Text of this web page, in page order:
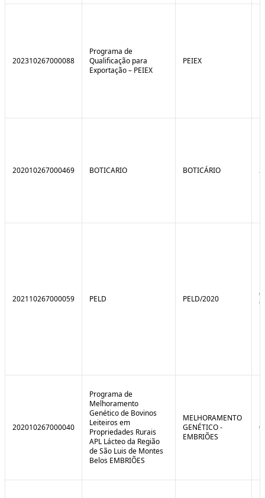
202310267000088
Programa de
Qualificação para
Exportação – PEIEX
PEIEX
202010267000469 BOTICARIO BOTICÁRIO
202110267000059 PELD PELD/2020
202010267000040
Programa de
Melhoramento
Genético de Bovinos
Leiteiros em
Propriedades Rurais
APL Lácteo da Região
de São Luis de Montes
Belos EMBRIÕES
MELHORAMENTO
GENÉTICO -
EMBRIÕES